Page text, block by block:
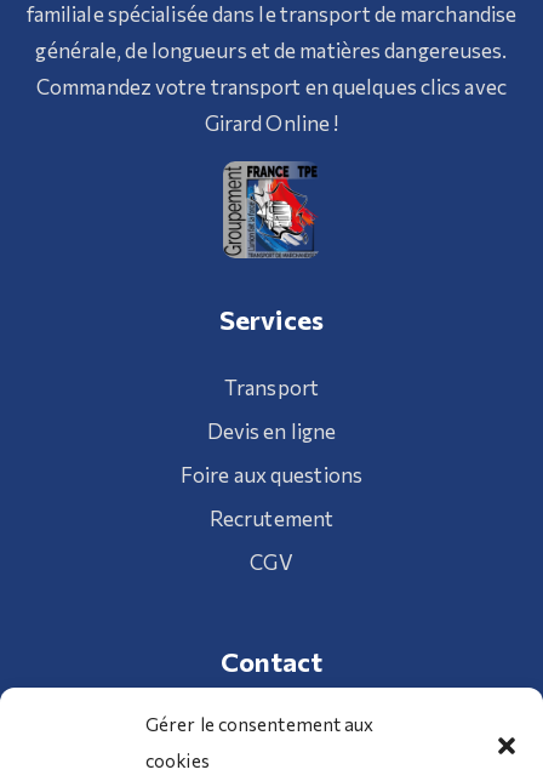
Gérer le consentement aux
cookies
familiale spécialisée dans le transport de marchandise
générale, de longueurs et de matières dangereuses.
Commandez votre transport en quelques clics avec
Girard Online !
Services
Transport
Devis en ligne
Foire aux questions
Recrutement
CGV
Contact
01 34 70 32 98